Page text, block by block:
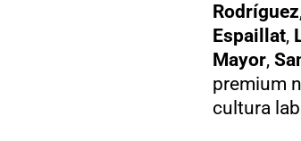
Rodríguez
Espaillat,
Mayor,
premium
cultura